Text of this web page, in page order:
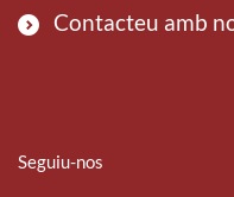
Contacteu amb
Seguiu-nos